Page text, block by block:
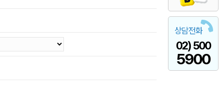
상담전화
02) 500
5900